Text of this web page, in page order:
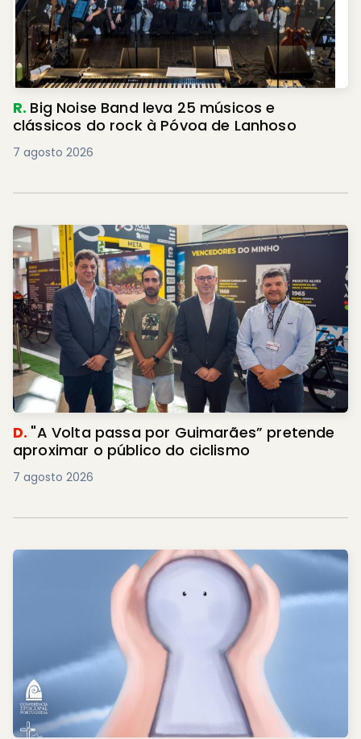
R. Big Noise Band leva 25 músicos e
clássicos do rock à Póvoa de Lanhoso
7 agosto 2026
D. "A Volta passa por Guimarães” pretende
aproximar o público do ciclismo
7 agosto 2026